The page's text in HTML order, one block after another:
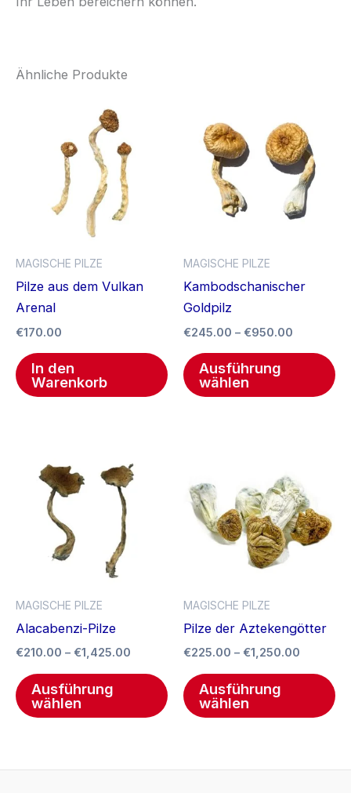
Ähnliche Produkte
MAGISCHE PILZE
Pilze aus dem Vulkan
Arenal
€170.00
In den
Warenkorb
MAGISCHE PILZE
Kambodschanischer
Goldpilz
€245.00 – €950.00
bis
€950.00
Ausführung
wählen
MAGISCHE PILZE
Alacabenzi-Pilze
€210.00 – €1,425.00
bis
Ausführung
wählen
weist
mehrere
Varianten
auf
der
Produktseite
gewählt
werden
MAGISCHE PILZE
Pilze der Aztekengötter
€225.00 – €1,250.00
Ausführung
wählen